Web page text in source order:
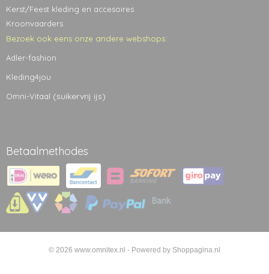
Kerst/Feest kleding en accesoires
Kroonvaarders
Bezoek ook eens onze andere webshops:
Adler-fashion
Kleding4jou
Omni-Vitaal (suikervrij ijs)
Betaalmethodes
© 2026 www.omnitex.nl - Powered by Shoppagina.nl